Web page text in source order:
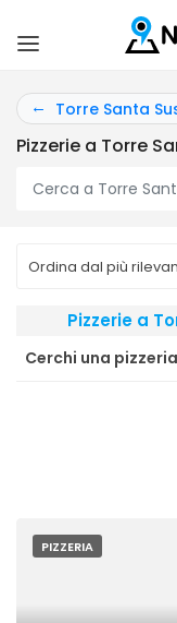
Torre Santa
Pizzerie a Torre
Pizzerie a
Cerchi una
PIZZERIA